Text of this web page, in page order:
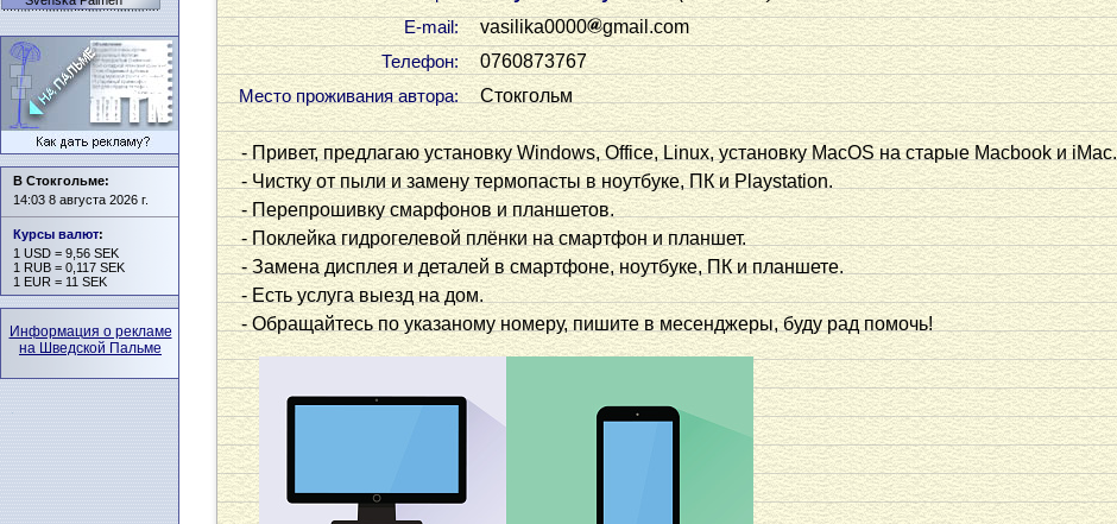
Е-mail: vasilika0000 gmail.com
Телефон: 0760873767
Место проживания автора: Стокгольм
- Привет, предлагаю установку Windows, Office, Linux, установку MacOS на старые Macbook и iMac.
- Чистку от пыли и замену термопасты в ноутбуке, ПК и Playstation.
- Перепрошивку смарфонов и планшетов.
- Поклейка гидрогелевой плёнки на смартфон и планшет.
- Замена дисплея и деталей в смартфоне, ноутбуке, ПК и планшете.
- Есть услуга выезд на дом.
- Обращайтесь по указаному номеру, пишите в месенджеры, буду рад помочь!
В Стокгольме:
14:03 8 августа 2026 г.
Курсы валют:
1 USD = 9,56 SEK
1 RUB = 0,117 SEK
1 EUR = 11 SEK
Информация о рекламе
на Шведской Пальме